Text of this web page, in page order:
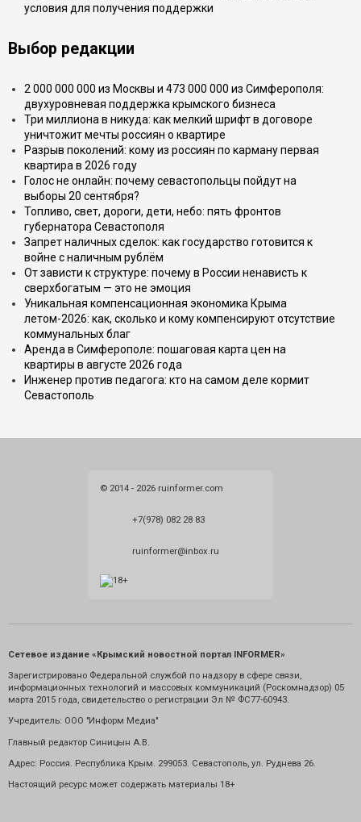
условия для получения поддержки
Выбор редакции
2 000 000 000 из Москвы и 473 000 000 из Симферополя:
двухуровневая поддержка крымского бизнеса
Три миллиона в никуда: как мелкий шрифт в договоре
уничтожит мечты россиян о квартире
Разрыв поколений: кому из россиян по карману первая
квартира в 2026 году
Голос не онлайн: почему севастопольцы пойдут на
выборы 20 сентября?
Топливо, свет, дороги, дети, небо: пять фронтов
губернатора Севастополя
Запрет наличных сделок: как государство готовится к
войне с наличным рублём
От зависти к структуре: почему в России ненависть к
сверхбогатым — это не эмоция
Уникальная компенсационная экономика Крыма
летом-2026: как, сколько и кому компенсируют отсутствие
коммунальных благ
Аренда в Симферополе: пошаговая карта цен на
квартиры в августе 2026 года
Инженер против педагога: кто на самом деле кормит
Севастополь
© 2014 - 2026 ruinformer.com
+7(978) 082 28 83
ruinformer@inbox.ru
Сетевое издание «Крымский новостной портал INFORMER»
Зарегистрировано Федеральной службой по надзору в сфере связи,
информационных технологий и массовых коммуникаций (Роскомнадзор) 05
марта 2015 года, свидетельство о регистрации Эл № ФС77-60943.
Учредитель: ООО "Информ Медиа"
Главный редактор Синицын А.В.
Адрес: Россия. Республика Крым. 299053. Севастополь, ул. Руднева 26.
Настоящий ресурс может содержать материалы 18+